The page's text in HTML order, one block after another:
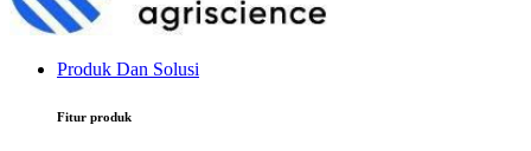
Produk Dan Solusi
Fitur produk